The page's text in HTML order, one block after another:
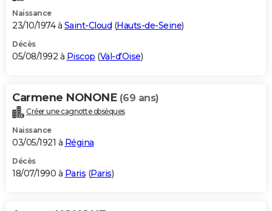
Naissance
23/10/1974 à Saint-Cloud (Hauts-de-Seine)
Décès
05/08/1992 à Piscop (Val-d'Oise)
Carmene NONONE (69 ans)
Créer une cagnotte obsèques
Naissance
03/05/1921 à Régina
Décès
18/07/1990 à Paris (Paris)